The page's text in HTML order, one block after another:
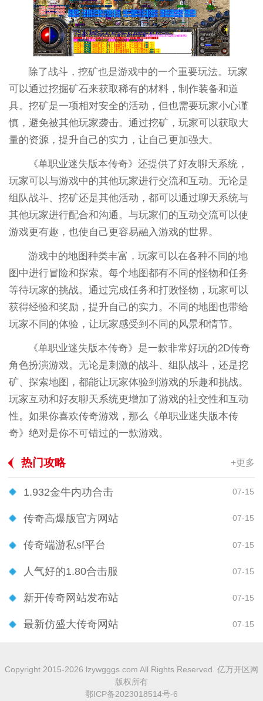
除了战斗，挖矿也是游戏中的一个重要玩法。玩家
可以通过挖掘矿石来获取稀有的材料，制作装备和道
具。挖矿是一项相对安全的活动，但也需要玩家小心谨
慎，避免被其他玩家袭击。通过挖矿，玩家可以获取大
量的资源，提升自己的实力，让自己更加强大。
《单职业迷失版本传奇》还提供了好友聊天系统，
玩家可以与游戏中的其他玩家进行交流和互动。无论是
组队战斗、挖矿还是其他活动，都可以通过聊天系统与
其他玩家进行配合和沟通。与玩家们的互动交流可以使
游戏更有趣，也使自己更容易融入游戏的世界。
游戏中的地图种类丰富，玩家可以在各种不同的地
图中进行冒险和探索。每个地图都有不同的怪物和任务
等待玩家的挑战。通过完成任务和打败怪物，玩家可以
获得经验和奖励，提升自己的实力。不同的地图也带给
玩家不同的体验，让玩家感受到不同的风景和情节。
《单职业迷失版本传奇》是一款非常好玩的2D传奇
角色扮演游戏。无论是刺激的战斗、组队战斗，还是挖
矿、探索地图，都能让玩家体验到游戏的乐趣和挑战。
玩家互动和好友聊天系统更增加了游戏的社交性和互动
性。如果你喜欢传奇游戏，那么《单职业迷失版本传
奇》绝对是你不可错过的一款游戏。
热门攻略 +更多
1.932金牛内功合击 07-15
传奇高爆版官方网站 07-15
传奇端游私sf平台 07-15
人气好的1.80合击服 07-15
新开传奇网站发布站 07-15
最新仿盛大传奇网站 07-15
Copyright 2015-2026 lzywgggs.com All Rights Reserved. 亿万开区网
版权所有
鄂ICP备2023018514号-6